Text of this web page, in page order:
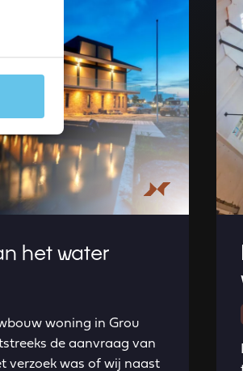
het water
woning in Grou
de aanvraag van
verzoek was of wij naast